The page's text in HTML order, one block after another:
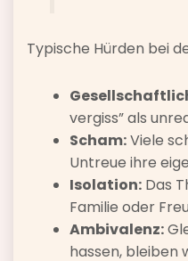
Typische Hürden bei
vergiss” als
Scham:Viele
Untreue ihre
Isolation: Das
Familie oder
Ambivalenz:
hassen, bleiben